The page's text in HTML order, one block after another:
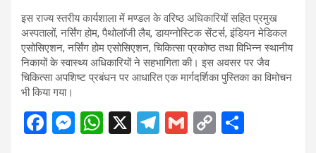
इस राज्य स्तरीय कार्यशाला में मण्डल के वरिष्ठ अधिकारियों सहित प्रमुख
अस्पतालों, नर्सिंग होम, पैथोलॉजी लैब, डायग्नोस्टिक सेंटर्स, इंडियन मेडिकल
एसोसिएशन, नर्सिंग होम एसोसिएशन, चिकित्सा प्रकोष्ठ तथा विभिन्न स्थानीय
निकायों के स्वास्थ्य अधिकारियों ने सहभागिता की। इस अवसर पर जैव
चिकित्सा अपशिष्ट प्रबंधन पर आधारित एक मार्गदर्शिका पुस्तिका का विमोचन
भी किया गया।
F
M W X
T
G
C